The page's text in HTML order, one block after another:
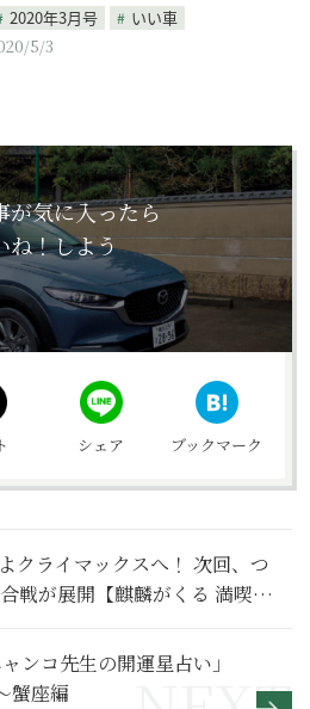
2020年3月号
いい車
5/3
が気に入ったら
ね！しよう
シェア ブックマーク
クライマックスへ！ 次回、つ
戦が展開【麒麟がくる 満喫リ
ンコ先生の開運星占い」
蟹座編